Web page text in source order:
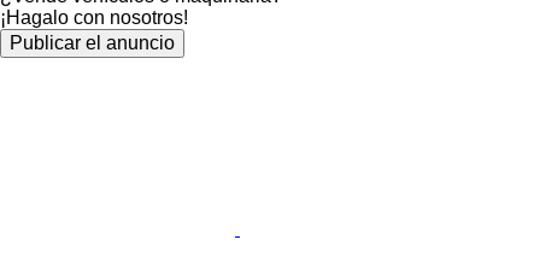
¡Hagalo con nosotros!
Publicar el anuncio